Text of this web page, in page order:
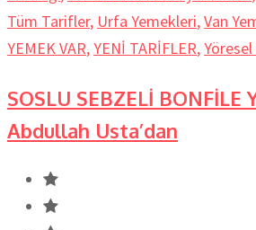
Tüm Tarifler, Urfa Yemekleri,Van
YEMEK VAR,YENİ TARİFLER,
SOSLU SEBZELİ BONFİLE
Abdullah Usta’dan